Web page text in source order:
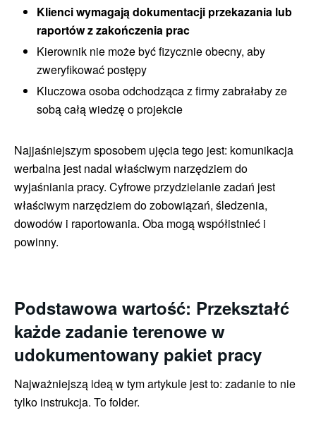
Klienci wymagają dokumentacji przekazania lub
raportów z zakończenia prac
Kierownik nie może być fizycznie obecny, aby
zweryfikować postępy
Kluczowa osoba odchodząca z firmy zabrałaby ze
sobą całą wiedzę o projekcie
Najjaśniejszym sposobem ujęcia tego jest: komunikacja
werbalna jest nadal właściwym narzędziem do
wyjaśniania pracy. Cyfrowe przydzielanie zadań jest
właściwym narzędziem do zobowiązań, śledzenia,
dowodów i raportowania. Oba mogą współistnieć i
powinny.
Podstawowa wartość: Przekształć
każde zadanie terenowe w
udokumentowany pakiet pracy
Najważniejszą ideą w tym artykule jest to: zadanie to nie
tylko instrukcja. To folder.